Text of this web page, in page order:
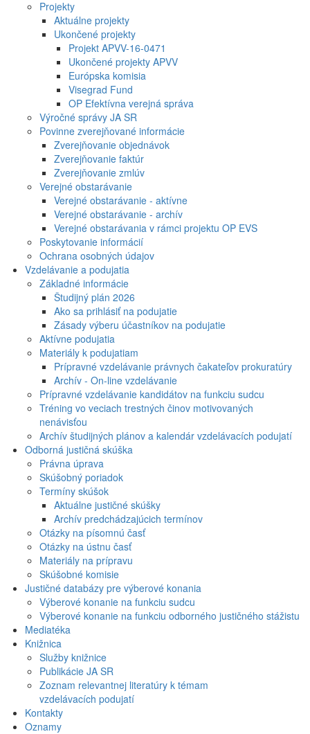
Projekty
Aktuálne projekty
Ukončené projekty
Projekt APVV-16-0471
Ukončené projekty APVV
Európska komisia
Visegrad Fund
OP Efektívna verejná správa
Výročné správy JA SR
Povinne zverejňované informácie
Zverejňovanie objednávok
Zverejňovanie faktúr
Zverejňovanie zmlúv
Verejné obstarávanie
Verejné obstarávanie - aktívne
Verejné obstarávanie - archív
Verejné obstarávania v rámci projektu OP EVS
Poskytovanie informácií
Ochrana osobných údajov
Vzdelávanie a podujatia
Základné informácie
Študijný plán 2026
Ako sa prihlásiť na podujatie
Zásady výberu účastníkov na podujatie
Aktívne podujatia
Materiály k podujatiam
Prípravné vzdelávanie právnych čakateľov prokuratúry
Archív - On-line vzdelávanie
Prípravné vzdelávanie kandidátov na funkciu sudcu
Tréning vo veciach trestných činov motivovaných
nenávisťou
Archív študijných plánov a kalendár vzdelávacích podujatí
Odborná justičná skúška
Právna úprava
Skúšobný poriadok
Termíny skúšok
Aktuálne justičné skúšky
Archív predchádzajúcich termínov
Otázky na písomnú časť
Otázky na ústnu časť
Materiály na prípravu
Skúšobné komisie
Justičné databázy pre výberové konania
Výberové konanie na funkciu sudcu
Výberové konanie na funkciu odborného justičného stážistu
Mediatéka
Knižnica
Služby knižnice
Publikácie JA SR
Zoznam relevantnej literatúry k témam
vzdelávacích podujatí
Kontakty
Oznamy